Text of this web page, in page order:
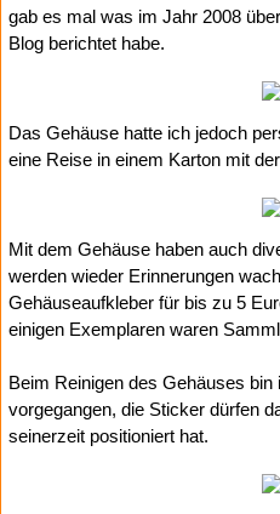
gab es mal was im Jahr 2008
Blog berichtet habe.
Das Gehäuse hatte ich jedoch
eine Reise in einem Karton mit
Mit dem Gehäuse haben auch
werden wieder Erinnerungen
Gehäuseaufkleber für bis zu 5
einigen Exemplaren waren
Beim Reinigen des Gehäuses
vorgegangen, die Sticker dürfen
seinerzeit positioniert hat.